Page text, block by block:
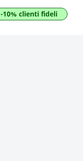
-10% clienti fideli